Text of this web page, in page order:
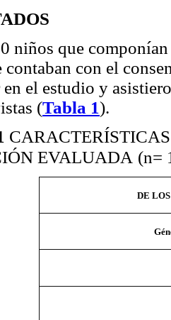
niños que
contaban con el
el estudio y
(Tabla 1).
EVALUADA (n=
DE